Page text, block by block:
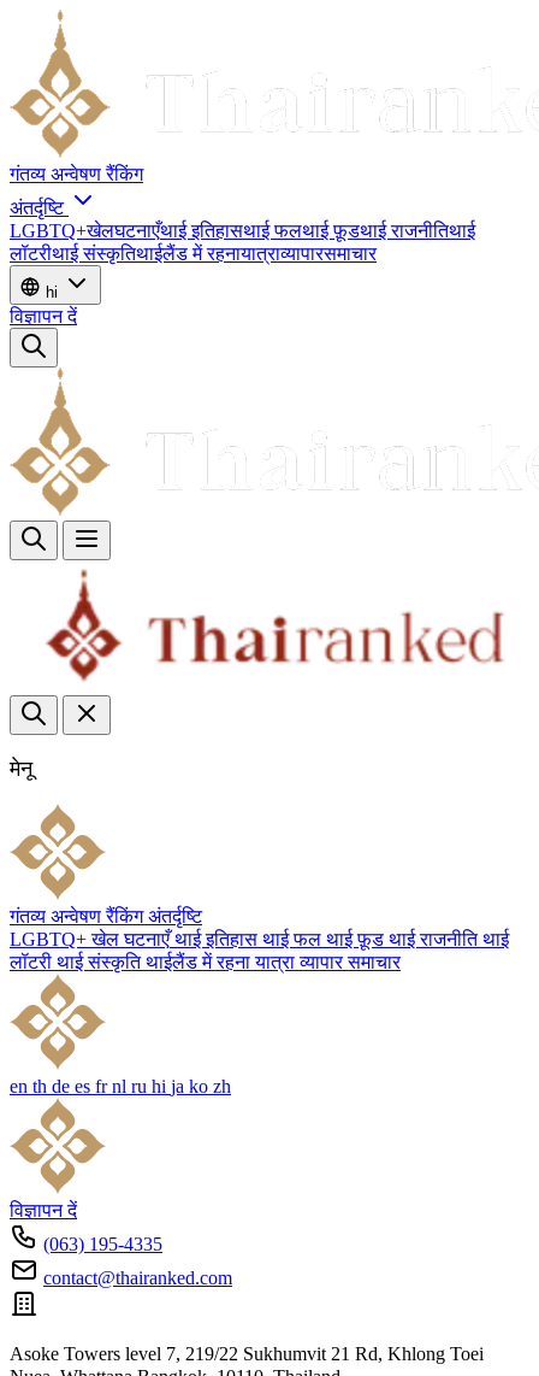
गंतव्य अन्वेषण रैंकिंग
अंतर्दृष्टि
LGBTQ+खेलघटनाएँथाई इतिहासथाई फलथाई फ़ूडथाई राजनीतिथाई
लॉटरीथाई संस्कृतिथाईलैंड में रहनायात्राव्यापारसमाचार
hi
विज्ञापन दें
मेनू
गंतव्य अन्वेषण रैंकिंग अंतर्दृष्टि
LGBTQ+ खेल घटनाएँ थाई इतिहास थाई फल थाई फ़ूड थाई राजनीति थाई
लॉटरी थाई संस्कृति थाईलैंड में रहना यात्रा व्यापार समाचार
en th de es fr nl ru hi ja ko zh
विज्ञापन दें
(063) 195-4335
contact@thairanked.com
Asoke Towers level 7, 219/22 Sukhumvit 21 Rd, Khlong Toei